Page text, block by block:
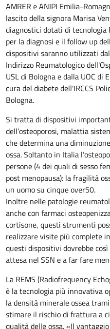
AMRER e ANIPI Emilia-
lascito della signora Marisa
diagnostici dotati di tecnologia
per la diagnosi e il follow up
dispositivi saranno utilizzati
Indirizzo Reumatologico
USL di Bologna e dalla UOC di
cura del diabete dell'IRCCS
Bologna.
Si tratta di dispositivi
dell’osteoporosi, malattia
che determina una
ossa. Soltanto in Italia
persone (4 dei quali di sesso
post menopausa): la fragilità
un uomo su cinque over50.
Inoltre nelle patologie
anche con farmaci
cortisone, questi strumenti
realizzare visite più complete
questi dispositivi dovrebbe
attesa nel SSN e a far fare
La REMS (Radiofrequency
è la tecnologia più innovativa
la densità minerale ossea
stimare il rischio di frattura a
qualità delle ossa. «Il